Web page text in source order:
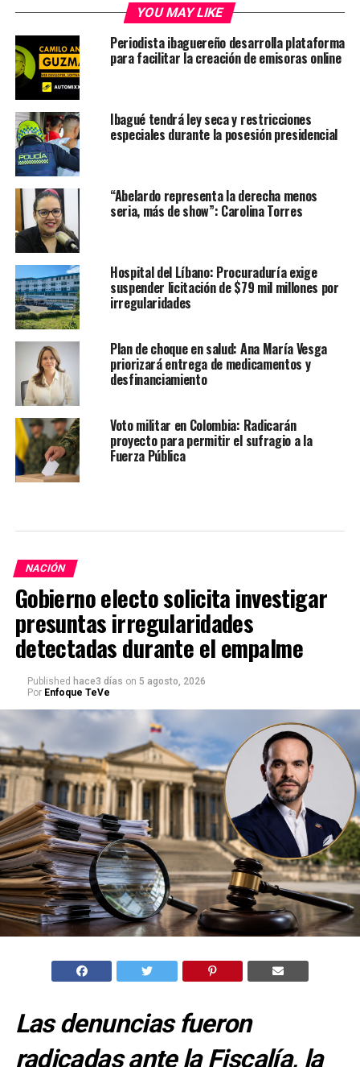
YOU MAY LIKE
Periodista ibaguereño desarrolla plataforma
para facilitar la creación de emisoras online
Ibagué tendrá ley seca y restricciones
especiales durante la posesión presidencial
“Abelardo representa la derecha menos
seria, más de show”: Carolina Torres
Hospital del Líbano: Procuraduría exige
suspender licitación de $79 mil millones por
irregularidades
Plan de choque en salud: Ana María Vesga
priorizará entrega de medicamentos y
desfinanciamiento
Voto militar en Colombia: Radicarán
proyecto para permitir el sufragio a la
Fuerza Pública
NACIÓN
Gobierno electo solicita investigar
presuntas irregularidades
detectadas durante el empalme
Published hace3 días on 5 agosto, 2026
Por Enfoque TeVe
Las denuncias fueron
radicadas ante la Fiscalía, la